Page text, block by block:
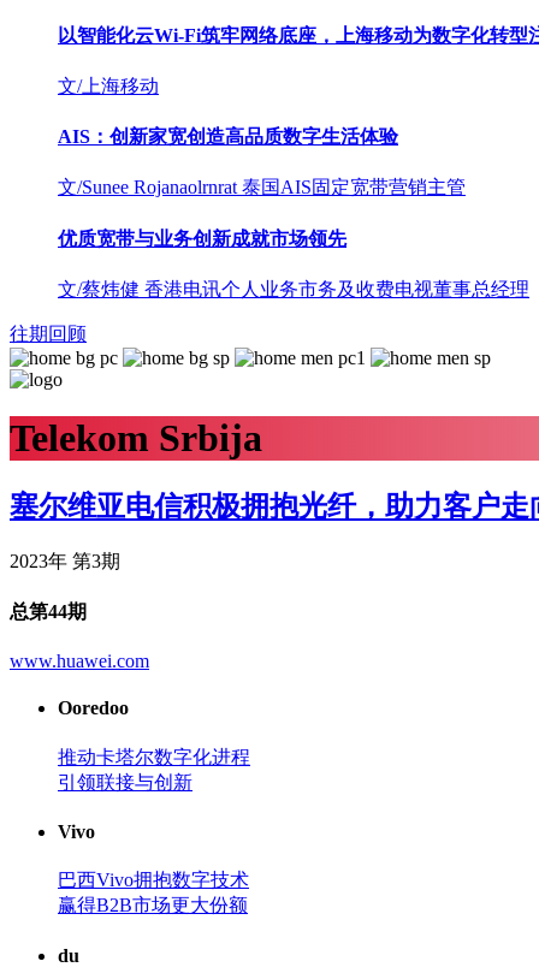
以智能化云Wi-Fi筑牢网络底座，上海移动为数字化转型
文/上海移动
AIS：创新家宽创造高品质数字生活体验
文/Sunee Rojanaolrnrat 泰国AIS固定宽带营销主管
优质宽带与业务创新成就市场领先
文/蔡炜健 香港电讯个人业务市务及收费电视董事总经理
往期回顾
Telekom Srbija
塞尔维亚电信积极拥抱光纤，助力客户走
2023年 第3期
总第44期
www.huawei.com
Ooredoo
推动卡塔尔数字化进程
引领联接与创新
Vivo
巴西Vivo拥抱数字技术
赢得B2B市场更大份额
du